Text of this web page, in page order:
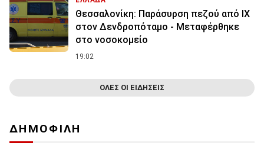
Θεσσαλονίκη: Παράσυρση πεζού από ΙΧ
στον Δενδροπόταμο - Μεταφέρθηκε
στο νοσοκομείο
19:02
ΟΛΕΣ ΟΙ ΕΙΔΗΣΕΙΣ
ΔΗΜΟΦΙΛΗ